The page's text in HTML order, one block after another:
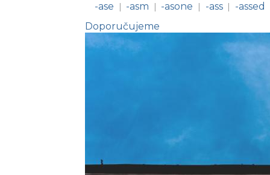
-ase | -asm | -asone | -ass | -assed
Doporučujeme